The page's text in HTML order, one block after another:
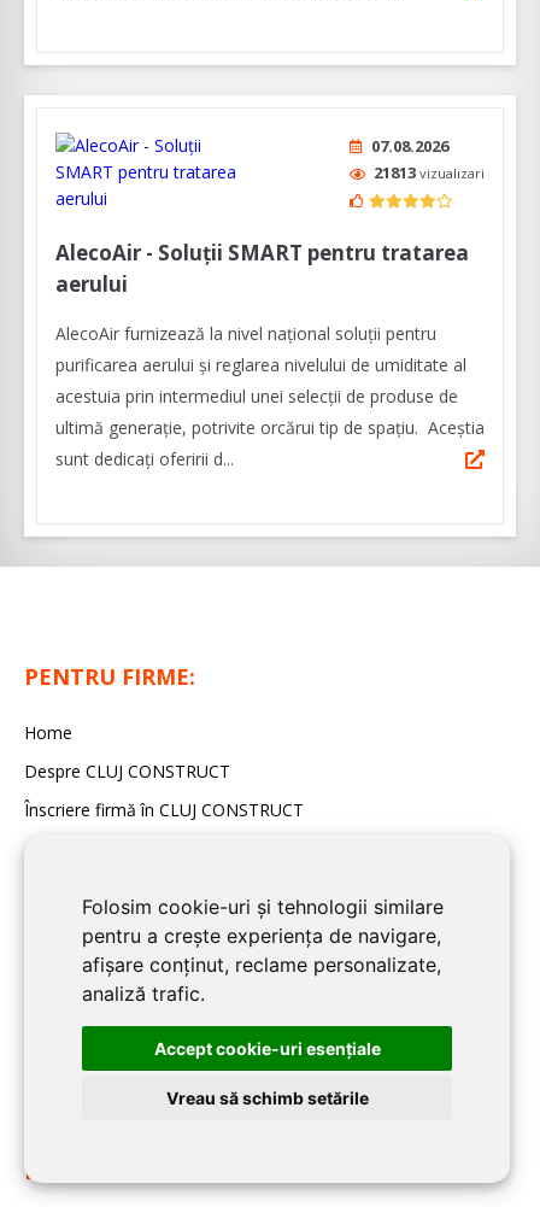
Folosim cookie-uri și tehnologii similare
pentru a crește experiența de navigare,
afișare conținut, reclame personalizate,
analiză trafic.
Accept cookie-uri esenţiale
Vreau să schimb setările
07.08.2026
21813 vizualizari
AlecoAir - Soluții SMART pentru tratarea
aerului
AlecoAir furnizează la nivel național soluții pentru
purificarea aerului și reglarea nivelului de umiditate al
acestuia prin intermediul unei selecţii de produse de
ultimă generaţie, potrivite orcărui tip de spaţiu. Aceștia
sunt dedicați oferirii d...
PENTRU FIRME:
Home
Despre CLUJ CONSTRUCT
Înscriere firmă în CLUJ CONSTRUCT
Contact redacția CLUJ CONSTRUCT
BLOG CLUJ CONSTRUCT:
Articole de specialitate
INFORMATII UTILE: